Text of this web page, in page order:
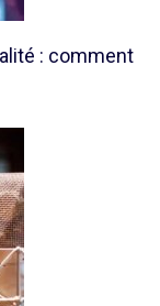
: comment